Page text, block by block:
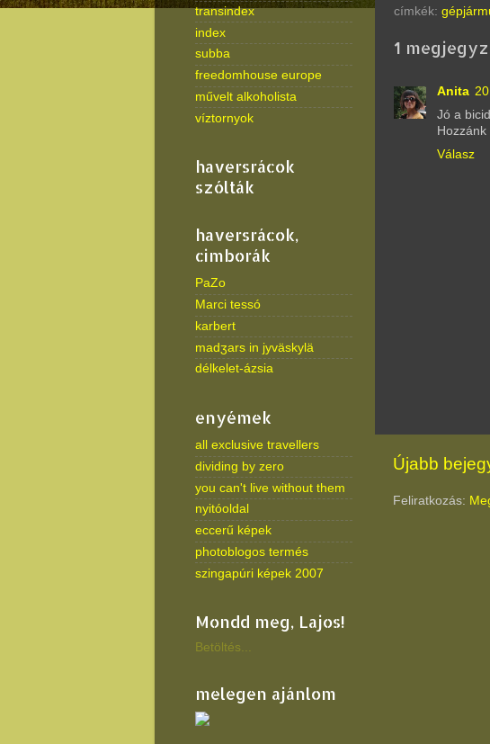
címkék:
1
Anita
Jó a
Válasz
Újabb
Feliratkozás:
transindex
index
subba
freedomhouse europe
művelt alkoholista
víztornyok
haversrácok
szólták
haversrácok,
cimborák
PaZo
Marci tessó
karbert
madʒars in jyväskylä
délkelet-ázsia
enyémek
all exclusive travellers
dividing by zero
you can't live without them
nyitóoldal
eccerű képek
photoblogos termés
szingapúri képek 2007
Mondd meg, Lajos!
Betöltés...
melegen ajánlom